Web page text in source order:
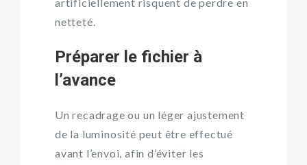
netteté.
Préparer le fichier à
l’avance
Un recadrage ou un léger ajustement
de la luminosité peut être effectué
avant l’envoi, afin d’éviter les